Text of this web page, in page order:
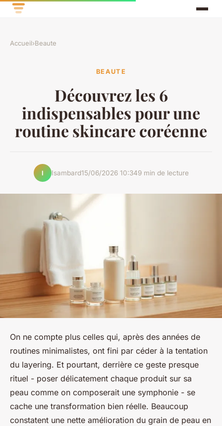
Accueil›Beaute
BEAUTE
Découvrez les 6
indispensables pour une
routine skincare coréenne
I Isambard15/06/2026 10:349 min de lecture
On ne compte plus celles qui, après des années de
routines minimalistes, ont fini par céder à la tentation
du layering. Et pourtant, derrière ce geste presque
rituel - poser délicatement chaque produit sur sa
peau comme on composerait une symphonie - se
cache une transformation bien réelle. Beaucoup
constatent une nette amélioration du grain de peau en